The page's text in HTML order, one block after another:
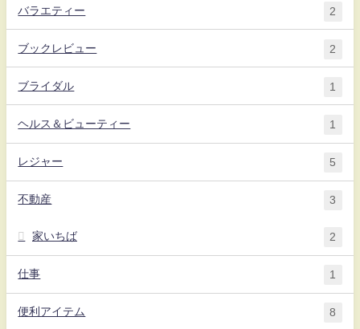
バラエティー 2
ブックレビュー 2
ブライダル 1
ヘルス＆ビューティー 1
レジャー 5
不動産 3
家いちば 2
仕事 1
便利アイテム 8